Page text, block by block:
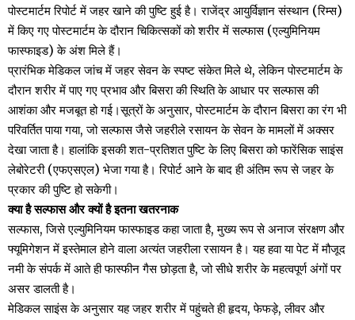
पोस्टमार्टम रिपोर्ट में जहर खाने की पुष्टि हुई है। राजेंद्र आयुर्विज्ञान संस्थान (रिम्स)
में किए गए पोस्टमार्टम के दौरान चिकित्सकों को शरीर में सल्फास (एल्युमिनियम
फास्फाइड) के अंश मिले हैं।
प्रारंभिक मेडिकल जांच में जहर सेवन के स्पष्ट संकेत मिले थे, लेकिन पोस्टमार्टम के
दौरान शरीर में पाए गए प्रभाव और बिसरा की स्थिति के आधार पर सल्फास की
आशंका और मजबूत हो गई।सूत्रों के अनुसार, पोस्टमार्टम के दौरान बिसरा का रंग भी
परिवर्तित पाया गया, जो सल्फास जैसे जहरीले रसायन के सेवन के मामलों में अक्सर
देखा जाता है। हालांकि इसकी शत-प्रतिशत पुष्टि के लिए बिसरा को फारेंसिक साइंस
लेबोरेटरी (एफएसएल) भेजा गया है। रिपोर्ट आने के बाद ही अंतिम रूप से जहर के
प्रकार की पुष्टि हो सकेगी।
क्या है सल्फास और क्यों है इतना खतरनाक
सल्फास, जिसे एल्युमिनियम फास्फाइड कहा जाता है, मुख्य रूप से अनाज संरक्षण और
फ्यूमिगेशन में इस्तेमाल होने वाला अत्यंत जहरीला रसायन है। यह हवा या पेट में मौजूद
नमी के संपर्क में आते ही फास्फीन गैस छोड़ता है, जो सीधे शरीर के महत्वपूर्ण अंगों पर
असर डालती है।
मेडिकल साइंस के अनुसार यह जहर शरीर में पहुंचते ही हृदय, फेफड़े, लीवर और